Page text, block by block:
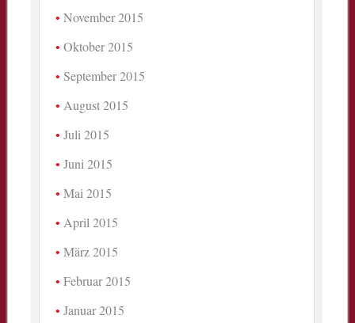
November 2015
Oktober 2015
September 2015
August 2015
Juli 2015
Juni 2015
Mai 2015
April 2015
März 2015
Februar 2015
Januar 2015